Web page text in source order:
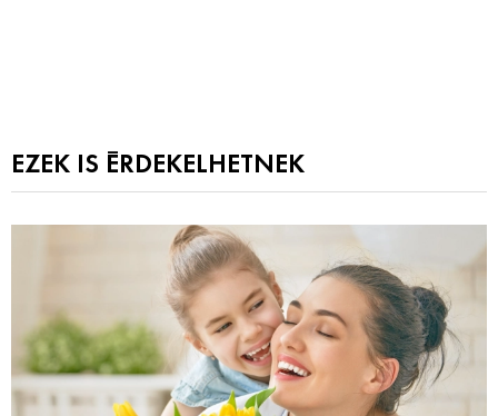
EZEK IS ÉRDEKELHETNEK